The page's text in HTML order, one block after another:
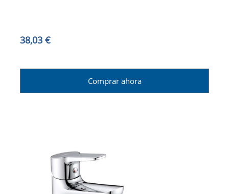
38,03 €
Comprar ahora